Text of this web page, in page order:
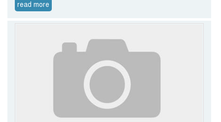
read more